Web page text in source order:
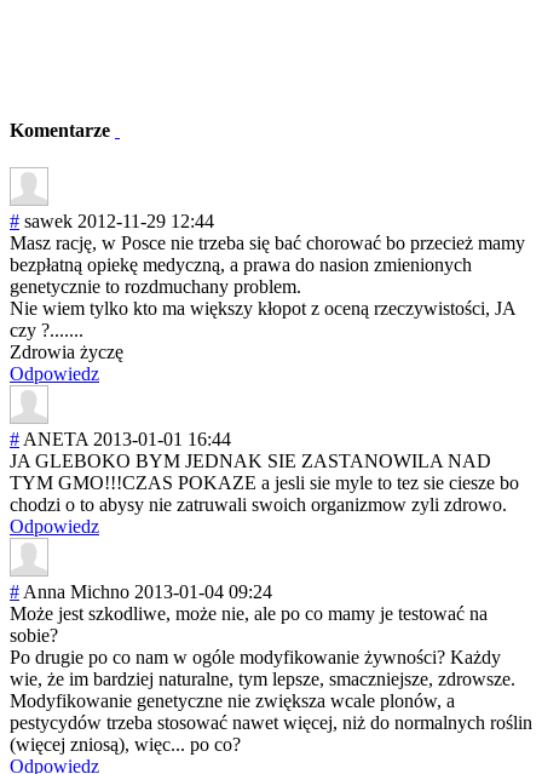
Komentarze
# sawek 2012-11-29 12:44
Masz rację, w Posce nie trzeba się bać chorować bo przecież mamy
bezpłatną opiekę medyczną, a prawa do nasion zmienionych
genetycznie to rozdmuchany problem.
Nie wiem tylko kto ma większy kłopot z oceną rzeczywistości, JA
czy ?.......
Zdrowia życzę
Odpowiedz
# ANETA 2013-01-01 16:44
JA GLEBOKO BYM JEDNAK SIE ZASTANOWILA NAD
TYM GMO!!!CZAS POKAZE a jesli sie myle to tez sie ciesze bo
chodzi o to abysy nie zatruwali swoich organizmow zyli zdrowo.
Odpowiedz
# Anna Michno 2013-01-04 09:24
Może jest szkodliwe, może nie, ale po co mamy je testować na
sobie?
Po drugie po co nam w ogóle modyfikowanie żywności? Każdy
wie, że im bardziej naturalne, tym lepsze, smaczniejsze, zdrowsze.
Modyfikowanie genetyczne nie zwiększa wcale plonów, a
pestycydów trzeba stosować nawet więcej, niż do normalnych roślin
(więcej zniosą), więc... po co?
Odpowiedz